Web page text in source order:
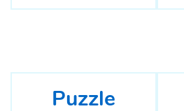
Puzzle